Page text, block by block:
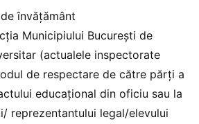
învățământ
Municipiului București de
(actualele inspectorate
de respectare de către părți a
educațional din oficiu sau la
reprezentantului legal/elevului